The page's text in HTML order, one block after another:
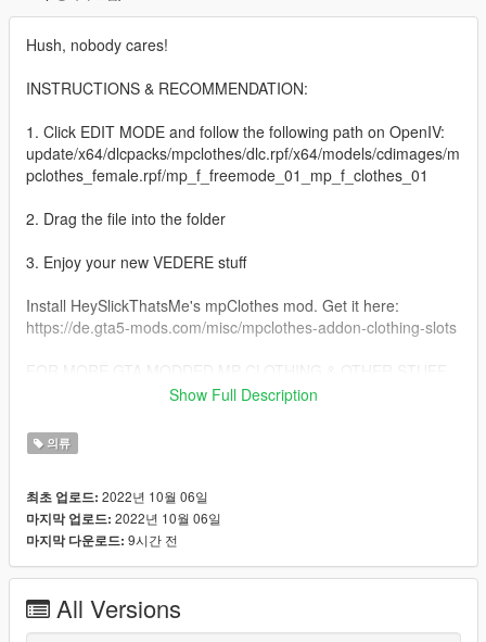
Hush, nobody cares!
INSTRUCTIONS & RECOMMENDATION:
1. Click EDIT MODE and follow the following path on OpenIV:
update/x64/dlcpacks/mpclothes/dlc.rpf/x64/models/cdimages/m
pclothes_female.rpf/mp_f_freemode_01_mp_f_clothes_01
2. Drag the file into the folder
3. Enjoy your new VEDERE stuff
Install HeySlickThatsMe's mpClothes mod. Get it here:
https://de.gta5-mods.com/misc/mpclothes-addon-clothing-slots
https://discord.com/invite/7ZffNXaFa5
https://www.instagram.com/officialvedere/
Show Full Description
의류
최초 업로드: 2022년 10월 06일
마지막 업로드: 2022년 10월 06일
마지막 다운로드: 9시간 전
All Versions